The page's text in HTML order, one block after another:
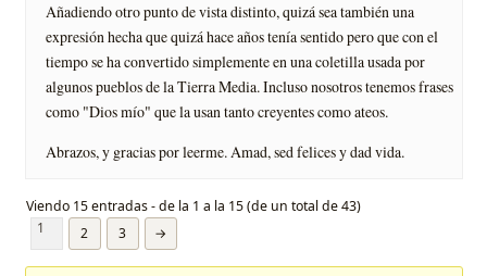
Añadiendo otro punto de vista distinto, quizá sea también una
expresión hecha que quizá hace años tení­a sentido pero que con el
tiempo se ha convertido simplemente en una coletilla usada por
algunos pueblos de la Tierra Media. Incluso nosotros tenemos frases
como "Dios mí­o" que la usan tanto creyentes como ateos.
Abrazos, y gracias por leerme. Amad, sed felices y dad vida.
Viendo 15 entradas - de la 1 a la 15 (de un total de 43)
1
2 3 →